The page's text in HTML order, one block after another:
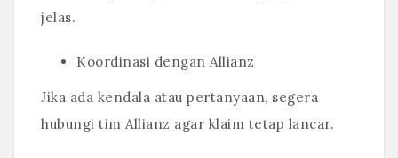
jelas.
Koordinasi dengan Allianz
Jika ada kendala atau pertanyaan, segera
hubungi tim Allianz agar klaim tetap lancar.